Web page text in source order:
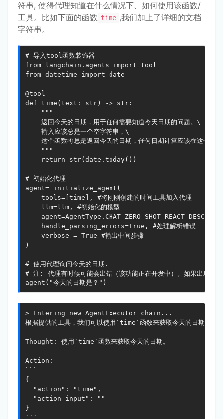
符串, 使得代理知道在什么情况下、如何使用该函数/
工具。比如下面的函数 time ,我们加上了详细的文档
字符串。
# 导入tool函数装饰器
from langchain.agents import tool
from datetime import date
@tool
def time(text: str) -> str:
    """
    返回今天的日期，用于任何需要知道今天日期的问题。\
    输入应该总是一个空字符串，\
这个函数将总是返回今天的日期，任何日期计算应该在这个函
    """
    return str(date.today())
# 初始化代理
agent= initialize_agent(
    tools=[time], #将刚刚创建的时间工具加入代理
    llm=llm, #初始化的模型
    handle_parsing_errors=True, #处理解析错误
    verbose = True #输出中间步骤
)
# 使用代理询问今天的日期.
# 注: 代理有时候可能会出错（该功能正在开发中）。如果出现错
agent("今天的日期是？")
> Entering new AgentExecutor chain...
根据提供的工具，我们可以使用`time`函数来获取今天的日期。
Thought: 使用`time`函数来获取今天的日期。
Action:
```
{
  "action": "time",
  "action_input": ""
}
```